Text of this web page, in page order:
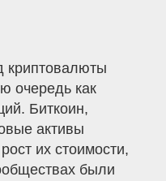
криптовалюты
очередь как
Биткоин,
активы
их стоимости,
были